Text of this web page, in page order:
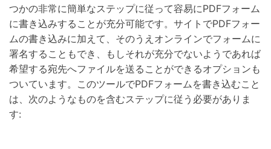
つかの非常に簡単なステップに従って容易にPDFフォーム
に書き込みすることが充分可能です。サイトでPDFフォー
ムの書き込みに加えて、そのうえオンラインでフォームに
署名することもでき、もしそれが充分でないようであれば
希望する宛先へファイルを送ることができるオプションも
ついています。このツールでPDFフォームを書き込むこと
は、次のようなものを含むステップに従う必要がありま
す: